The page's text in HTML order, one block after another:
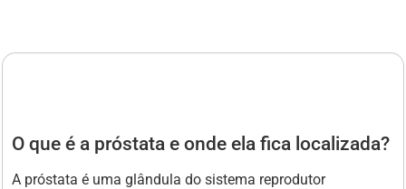
O que é a próstata e onde ela fica localizada?
A próstata é uma glândula do sistema reprodutor